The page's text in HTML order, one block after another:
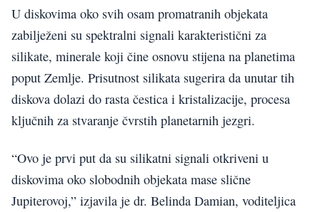
U diskovima oko svih osam promatranih objekata
zabilježeni su spektralni signali karakteristični za
silikate, minerale koji čine osnovu stijena na planetima
poput Zemlje. Prisutnost silikata sugerira da unutar tih
diskova dolazi do rasta čestica i kristalizacije, procesa
ključnih za stvaranje čvrstih planetarnih jezgri.
“Ovo je prvi put da su silikatni signali otkriveni u
diskovima oko slobodnih objekata mase slične
Jupiterovoj,” izjavila je dr. Belinda Damian, voditeljica